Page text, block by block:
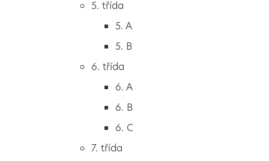
2. B
3. A
4. A
5. třída
5. A
5. B
6. třída
6. A
6. B
6. C
7. třída